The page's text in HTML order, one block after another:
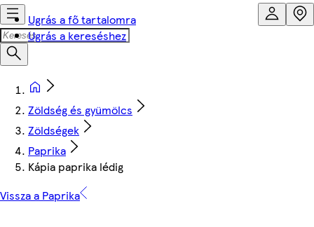
Ugrás a fő tartalomra
Ugrás a kereséshez
Zöldség és gyümölcs
Zöldségek
Paprika
Kápia paprika lédig
Vissza a Paprika